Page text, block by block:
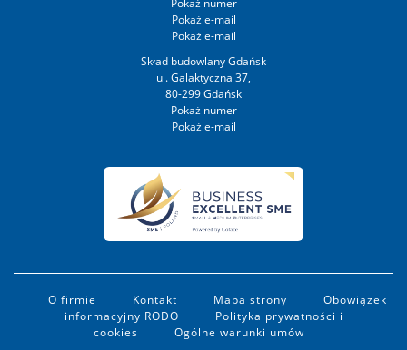
Skład budowlany Gdańsk
ul. Galaktyczna 37,
80-299 Gdańsk
O firmie Kontakt Mapa strony
Obowiązek
informacyjny RODO
Polityka prywatności i
cookies
Ogólne warunki umów